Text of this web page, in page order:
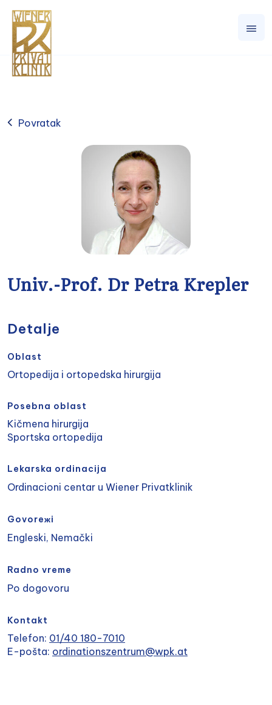
Povratak
Univ.-Prof. Dr Petra Krepler
Detalje
Oblast
Ortopedija i ortopedska hirurgija
Posebna oblast
Kičmena hirurgija
Sportska ortopedija
Lekarska ordinacija
Ordinacioni centar u Wiener Privatklinik
Govoreжi
Engleski, Nemački
Radno vreme
Po dogovoru
Kontakt
Telefon: 01/40 180-7010
E-pošta: ordinationszentrum@wpk.at